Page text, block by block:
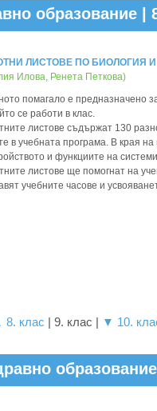
образование |
ЛИСТОВЕ ПО БИОЛОГИЯ
Илова, Ренета Петкова)
помагало е предназначено
се работи в клас.
листове съдържат 130
в учебната програма. В края
и функциите на
листове ще помогнат на
учебните часове и
8. клас | 9. клас | ▼ 10.